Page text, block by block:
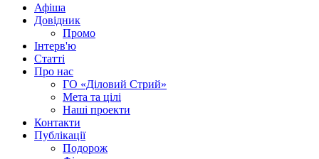
Афіша
Довідник
Промо
Інтерв'ю
Статті
Про нас
ГО «Діловий Стрий»
Мета та цілі
Наші проекти
Контакти
Публікації
Подорож